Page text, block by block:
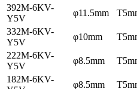
392M-6KV-
Y5V
φ11.5mm
332M-6KV-
Y5V
φ10mm
222M-6KV-
Y5V
φ8.5mm
182M-6KV-
φ8.5mm